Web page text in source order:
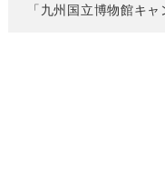
「九州国立博物館キ